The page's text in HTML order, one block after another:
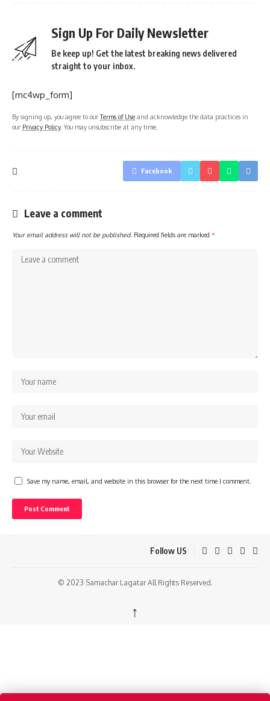
Sign Up For Daily Newsletter
Be keep up! Get the latest breaking news delivered
straight to your inbox.
[mc4wp_form]
By signing up, you agree to ourTerms of Use and acknowledge the data practices in
our Privacy Policy. You may unsubscribe at any time.
Facebook
Leave a comment
Your email address will not be published. Required fields are marked *
Save my name, email, and website in this browser for the next time I comment.
Follow US
© 2023 Samachar Lagatar All Rights Reserved.
↑